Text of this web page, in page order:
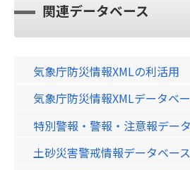
関連データベース
気象庁防災情報XMLの利活用
気象庁防災情報XMLデータベ
特別警報・警報・注意報デー
土砂災害警戒情報データベース